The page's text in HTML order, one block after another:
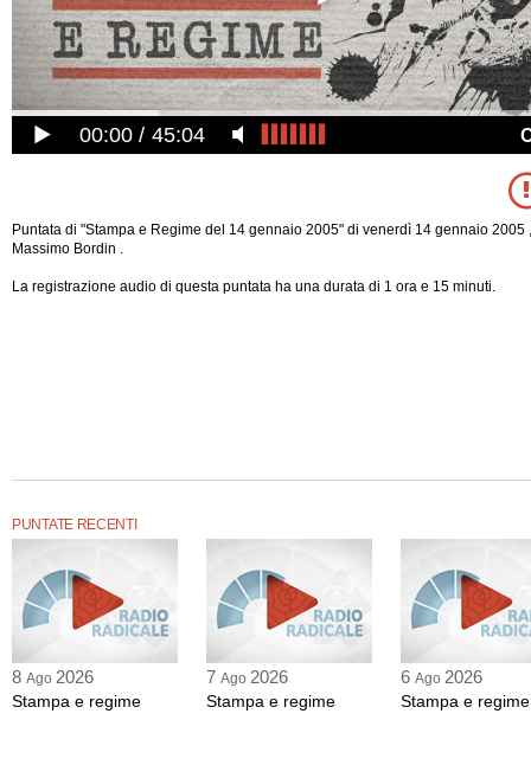
00:00 45:04
Puntata di "Stampa e Regime del 14 gennaio 2005" di venerdì 14 gennaio 2005
Massimo Bordin .
La registrazione audio di questa puntata ha una durata di 1 ora e 15 minuti.
PUNTATE RECENTI
8 Ago 2026
Stampa e regime
7 Ago 2026
Stampa e regime
6 Ago 2026
Stampa e regime